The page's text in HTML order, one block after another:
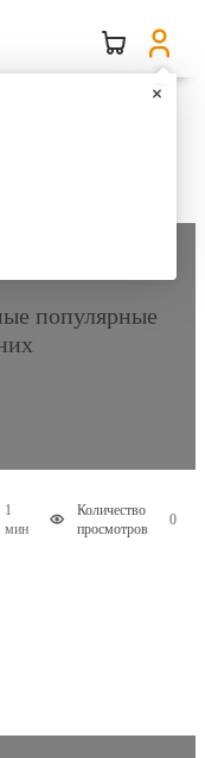
популярные
1
мин
Количество
просмотров
0